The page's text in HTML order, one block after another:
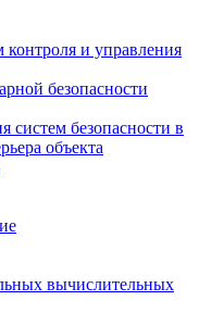
и управления
безопасности
систем безопасности в
объекта
вычислительных